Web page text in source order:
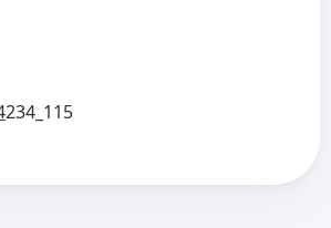
234_115